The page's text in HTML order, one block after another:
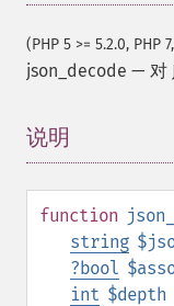
(PHP 5 >= 5.2.0, PHP
json_decode — 对
说明
function
string
?bool
int $depth